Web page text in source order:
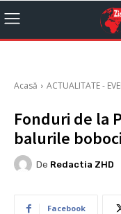
Acasă ACTUALITATE -
Fonduri de la
balurile
De Redactia ZHD
Facebook